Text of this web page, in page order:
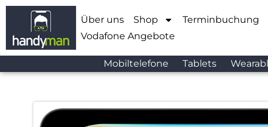
Über uns Shop Terminbuchung
Vodafone Angebote
Mobiltelefone Tablets